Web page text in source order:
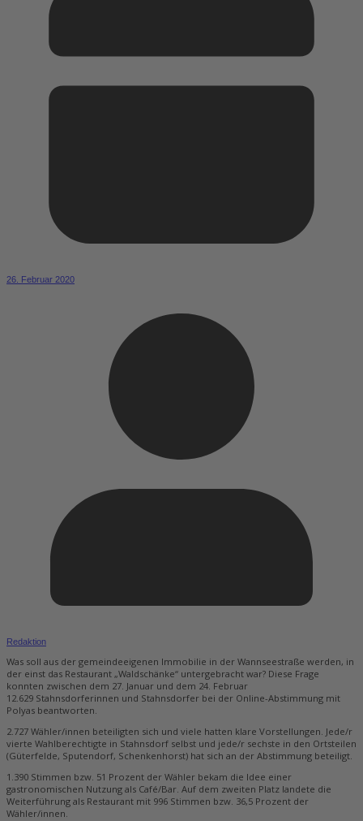
26. Februar 2020
Redaktion
Was soll aus der gemeindeeigenen Immobilie in der Wannseestraße werden, in
der einst das Restaurant „Waldschänke“ untergebracht war? Diese Frage
konnten zwischen dem 27. Januar und dem 24. Februar
12.629 Stahnsdorferinnen und Stahnsdorfer bei der Online-Abstimmung mit
Polyas beantworten.
2.727 Wähler/innen beteiligten sich und viele hatten klare Vorstellungen. Jede/r
vierte Wahlberechtigte in Stahnsdorf selbst und jede/r sechste in den Ortsteilen
(Güterfelde, Sputendorf, Schenkenhorst) hat sich an der Abstimmung beteiligt.
1.390 Stimmen bzw. 51 Prozent der Wähler bekam die Idee einer
gastronomischen Nutzung als Café/Bar. Auf dem zweiten Platz landete die
Weiterführung als Restaurant mit 996 Stimmen bzw. 36,5 Prozent der
Wähler/innen.